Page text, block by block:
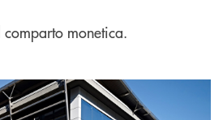
monetica.